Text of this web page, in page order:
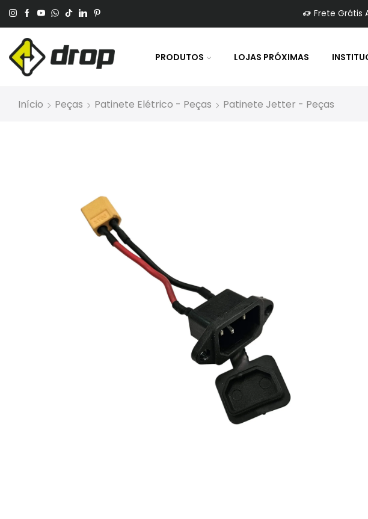
No Pagamento Por PIX Ou Boleto. Frete Grátis
PRODUTOS LOJAS PRÓXIMAS
Início Peças Patinete Elétrico - Peças Patinete Jetter - Peças